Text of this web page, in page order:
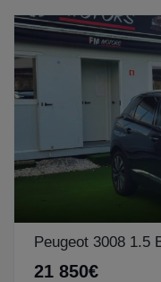
Peugeot 3008 1.5
21 850€